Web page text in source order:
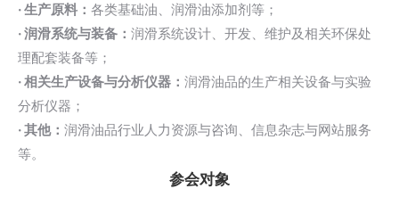
· 生产原料： 各类基础油、润滑油添加剂等；
· 润滑系统与装备： 润滑系统设计、开发、维护及相关环保处
理配套装备等；
· 相关生产设备与分析仪器： 润滑油品的生产相关设备与实验
分析仪器；
· 其他： 润滑油品行业人力资源与咨询、信息杂志与网站服务
等。
参会对象